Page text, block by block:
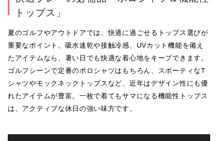
トップス」
夏のゴルフやアウトドアでは、快適に過ごせるトップス選びが
重要なポイント。吸水速乾や接触冷感、UVカット機能を備え
たアイテムなら、暑い日でも快適な着心地をキープできます。
ゴルフシーンで定番のポロシャツはもちろん、スポーティなT
シャツやモックネックトップスなど、近年はデザイン性にも優
れたアイテムが豊富。一枚で着てもサマになる機能性トップス
は、アクティブな休日の強い味方です。